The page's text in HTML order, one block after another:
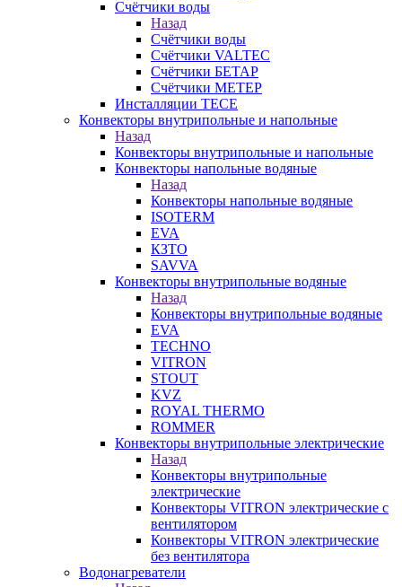
Счётчики воды
Назад
Счётчики воды
Счётчики VALTEC
Счётчики БЕТАР
Счётчики МЕТЕР
Инсталляции TECE
Конвекторы внутрипольные и напольные
Назад
Конвекторы внутрипольные и напольные
Конвекторы напольные водяные
Назад
Конвекторы напольные водяные
ISOTERM
EVA
КЗТО
SAVVA
Конвекторы внутрипольные водяные
Назад
Конвекторы внутрипольные водяные
EVA
TECHNO
VITRON
STOUT
KVZ
ROYAL THERMO
ROMMER
Конвекторы внутрипольные электрические
Назад
Конвекторы внутрипольные
электрические
Конвекторы VITRON электрические с
вентилятором
Конвекторы VITRON электрические
без вентилятора
Водонагреватели